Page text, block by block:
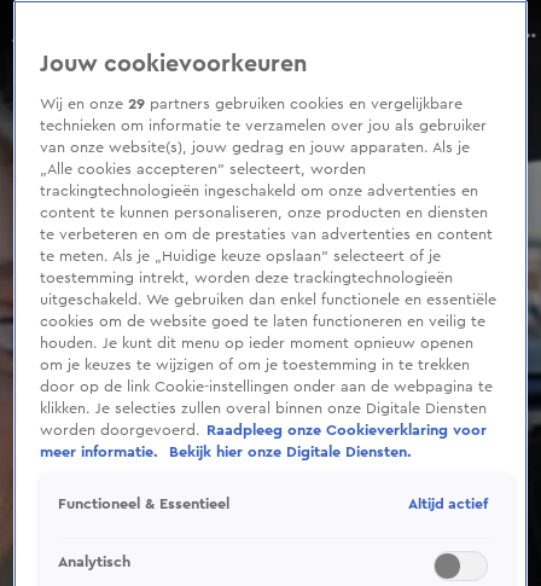
Wat deden Jolien en Mattheus uit Big Brother onder de dekens!?
Seizoen 1
of
32
seconds
Jouw cookievoorkeuren
Wij en onze29 partners gebruiken cookies en vergelijkbare
technieken om informatie te verzamelen over jou als gebruiker
van onze website(s), jouw gedrag en jouw apparaten. Als je
„Alle cookies accepteren” selecteert, worden
trackingtechnologieën ingeschakeld om onze advertenties en
content te kunnen personaliseren, onze producten en diensten
te verbeteren en om de prestaties van advertenties en content
te meten. Als je „Huidige keuze opslaan” selecteert of je
toestemming intrekt, worden deze trackingtechnologieën
uitgeschakeld. We gebruiken dan enkel functionele en essentiële
cookies om de website goed te laten functioneren en veilig te
houden. Je kunt dit menu op ieder moment opnieuw openen
om je keuzes te wijzigen of om je toestemming in te trekken
door op de link Cookie-instellingen onder aan de webpagina te
klikken. Je selecties zullen overal binnen onze Digitale Diensten
worden doorgevoerd.
Raadpleeg onze Cookieverklaring voor
meer informatie.
Bekijk hier onze Digitale Diensten.
Functioneel & Essentieel Altijd actief
Analytisch